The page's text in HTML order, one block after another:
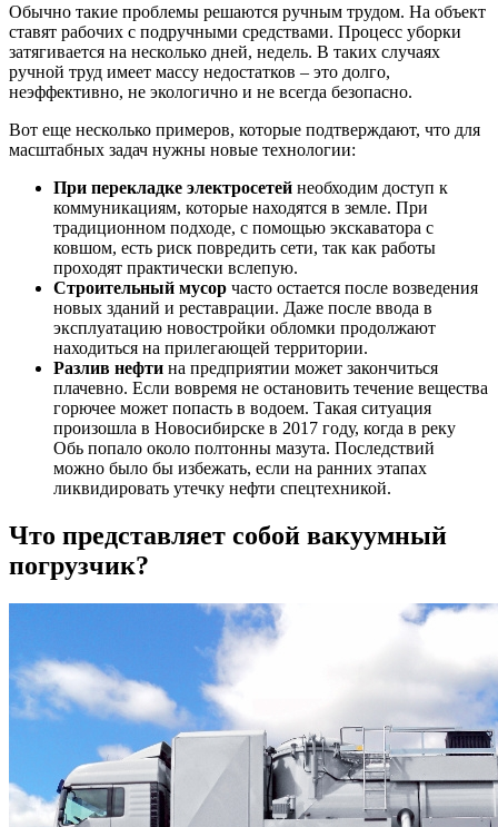
Обычно такие проблемы решаются ручным трудом. На объект
ставят рабочих с подручными средствами. Процесс уборки
затягивается на несколько дней, недель. В таких случаях
ручной труд имеет массу недостатков – это долго,
неэффективно, не экологично и не всегда безопасно.
Вот еще несколько примеров, которые подтверждают, что для
масштабных задач нужны новые технологии:
При перекладке электросетей необходим доступ к
коммуникациям, которые находятся в земле. При
традиционном подходе, с помощью экскаватора с
ковшом, есть риск повредить сети, так как работы
проходят практически вслепую.
Строительный мусор часто остается после возведения
новых зданий и реставрации. Даже после ввода в
эксплуатацию новостройки обломки продолжают
находиться на прилегающей территории.
Разлив нефти на предприятии может закончиться
плачевно. Если вовремя не остановить течение вещества
горючее может попасть в водоем. Такая ситуация
произошла в Новосибирске в 2017 году, когда в реку
Обь попало около полтонны мазута. Последствий
можно было бы избежать, если на ранних этапах
ликвидировать утечку нефти спецтехникой.
Что представляет собой вакуумный
погрузчик?